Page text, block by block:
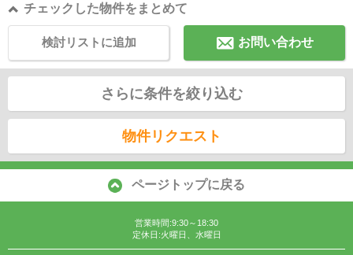
チェックした物件をまとめて
お問い合わせ
検討リストに追加
さらに条件を絞り込む
物件リクエスト
ページトップに戻る
営業時間:9:30～18:30
定休日:火曜日、水曜日